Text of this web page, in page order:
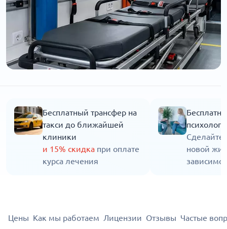
Бесплатный трансфер на
такси до ближайшей
клиники
и 15% скидка при оплате
курса лечения
психолога
Сделайте
новой
Цены Как мы работаем Лицензии Отзывы Частые